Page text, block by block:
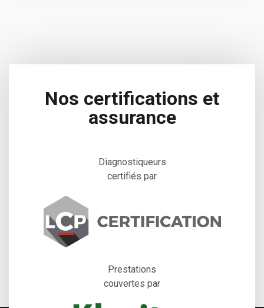
Nos certifications et
assurance
Diagnostiqueurs
certifiés par
Prestations
couvertes par